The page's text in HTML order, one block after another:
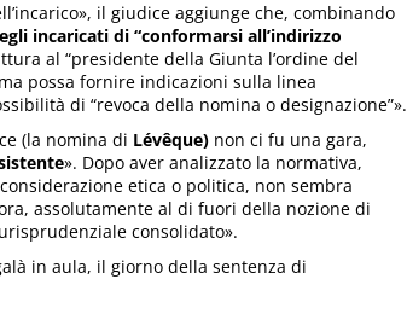
il giudice aggiunge che, combinando
incaricati di “conformarsi all’indirizzo
al “presidente della Giunta l’ordine del
possa fornire indicazioni sulla linea
di “revoca della nomina o designazione”».
(la nomina di Lévêque) non ci fu una gara,
». Dopo aver analizzato la normativa,
etica o politica, non sembra
assolutamente al di fuori della nozione di
consolidato».
in aula, il giorno della sentenza di